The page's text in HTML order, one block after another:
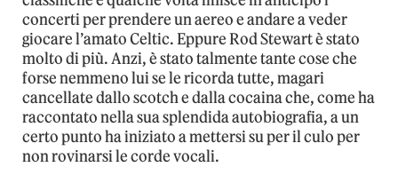
concerti per prendere un aereo e andare a veder
giocare l’amato Celtic. Eppure Rod Stewart è stato
molto di più. Anzi, è stato talmente tante cose che
forse nemmeno lui se le ricorda tutte, magari
cancellate dallo scotch e dalla cocaina che, come ha
raccontato nella sua splendida autobiografia, a un
certo punto ha iniziato a mettersi su per il culo per
non rovinarsi le corde vocali.